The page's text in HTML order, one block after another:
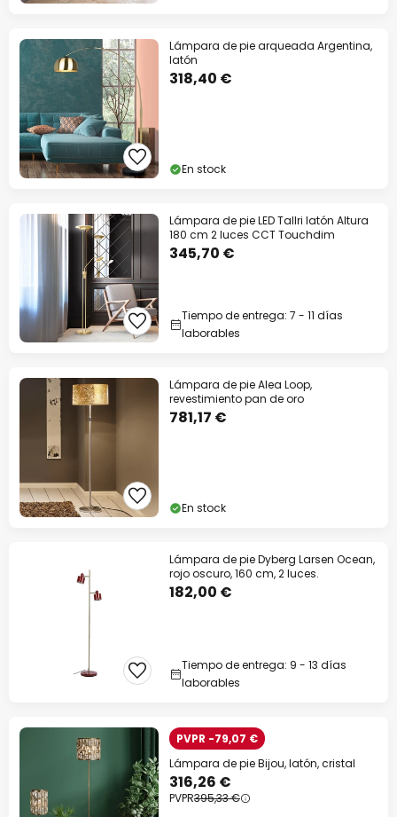
Lámpara de pie arqueada Argentina,
latón
318,40 €
En stock
Lámpara de pie LED Tallri latón Altura
180 cm 2 luces CCT Touchdim
345,70 €
Tiempo de entrega: 7 - 11 días
laborables
Lámpara de pie Alea Loop,
revestimiento pan de oro
781,17 €
En stock
Lámpara de pie Dyberg Larsen Ocean,
rojo oscuro, 160 cm, 2 luces.
182,00 €
Tiempo de entrega: 9 - 13 días
laborables
PVPR -79,07 €
Lámpara de pie Bijou, latón, cristal
316,26 €
PVPR395,33 €